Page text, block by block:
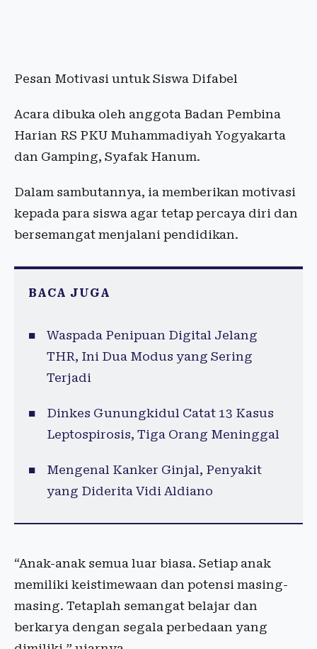
Pesan Motivasi untuk Siswa Difabel
Acara dibuka oleh anggota Badan Pembina
Harian RS PKU Muhammadiyah Yogyakarta
dan Gamping, Syafak Hanum.
Dalam sambutannya, ia memberikan motivasi
kepada para siswa agar tetap percaya diri dan
bersemangat menjalani pendidikan.
BACA JUGA
Waspada Penipuan Digital Jelang
THR, Ini Dua Modus yang Sering
Terjadi
Dinkes Gunungkidul Catat 13 Kasus
Leptospirosis, Tiga Orang Meninggal
Mengenal Kanker Ginjal, Penyakit
yang Diderita Vidi Aldiano
“Anak-anak semua luar biasa. Setiap anak
memiliki keistimewaan dan potensi masing-
masing. Tetaplah semangat belajar dan
berkarya dengan segala perbedaan yang